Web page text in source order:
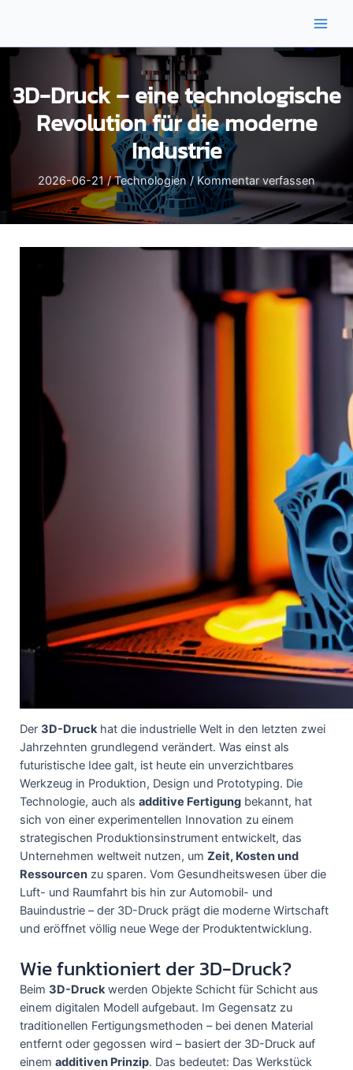
springen
3D-Druck – eine technologische
Revolution für die moderne
Industrie
2026-06-21/Technologien/Kommentar verfassen
Der 3D-Druck hat die industrielle Welt in den letzten zwei
Jahrzehnten grundlegend verändert. Was einst als
futuristische Idee galt, ist heute ein unverzichtbares
Werkzeug in Produktion, Design und Prototyping. Die
Technologie, auch als additive Fertigung bekannt, hat
sich von einer experimentellen Innovation zu einem
strategischen Produktionsinstrument entwickelt, das
Unternehmen weltweit nutzen, um Zeit, Kosten und
Ressourcen zu sparen. Vom Gesundheitswesen über die
Luft- und Raumfahrt bis hin zur Automobil- und
Bauindustrie – der 3D-Druck prägt die moderne Wirtschaft
und eröffnet völlig neue Wege der Produktentwicklung.
Wie funktioniert der 3D-Druck?
Beim 3D-Druckwerden Objekte Schicht für Schicht aus
einem digitalen Modell aufgebaut. Im Gegensatz zu
traditionellen Fertigungsmethoden – bei denen Material
entfernt oder gegossen wird – basiert der 3D-Druck auf
einem additiven Prinzip. Das bedeutet: Das Werkstück